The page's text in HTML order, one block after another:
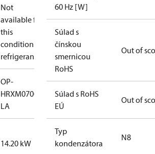
Not
available for
this
condition /
refrigerant
OP-
HRXM0700UWK000QMLZ048T2A
LA
14.20 kW
60 Hz [W]
Súlad s
čínskou
smernicou
RoHS
Out of
Súlad s RoHS
EÚ
Out of
Typ
kondenzátora
N8